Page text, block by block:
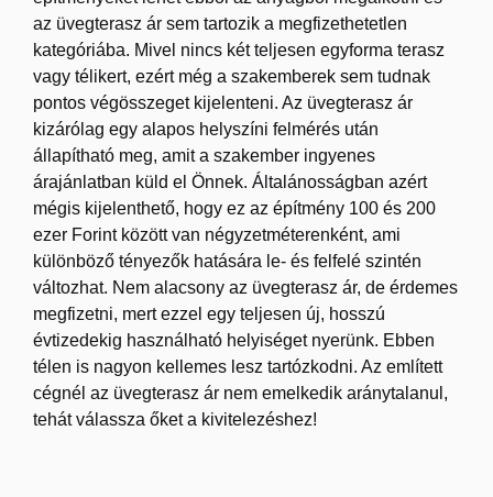
az üvegterasz ár sem tartozik a megfizethetetlen
kategóriába. Mivel nincs két teljesen egyforma terasz
vagy télikert, ezért még a szakemberek sem tudnak
pontos végösszeget kijelenteni. Az üvegterasz ár
kizárólag egy alapos helyszíni felmérés után
állapítható meg, amit a szakember ingyenes
árajánlatban küld el Önnek. Általánosságban azért
mégis kijelenthető, hogy ez az építmény 100 és 200
ezer Forint között van négyzetméterenként, ami
különböző tényezők hatására le- és felfelé szintén
változhat. Nem alacsony az üvegterasz ár, de érdemes
megfizetni, mert ezzel egy teljesen új, hosszú
évtizedekig használható helyiséget nyerünk. Ebben
télen is nagyon kellemes lesz tartózkodni. Az említett
cégnél az üvegterasz ár nem emelkedik aránytalanul,
tehát válassza őket a kivitelezéshez!